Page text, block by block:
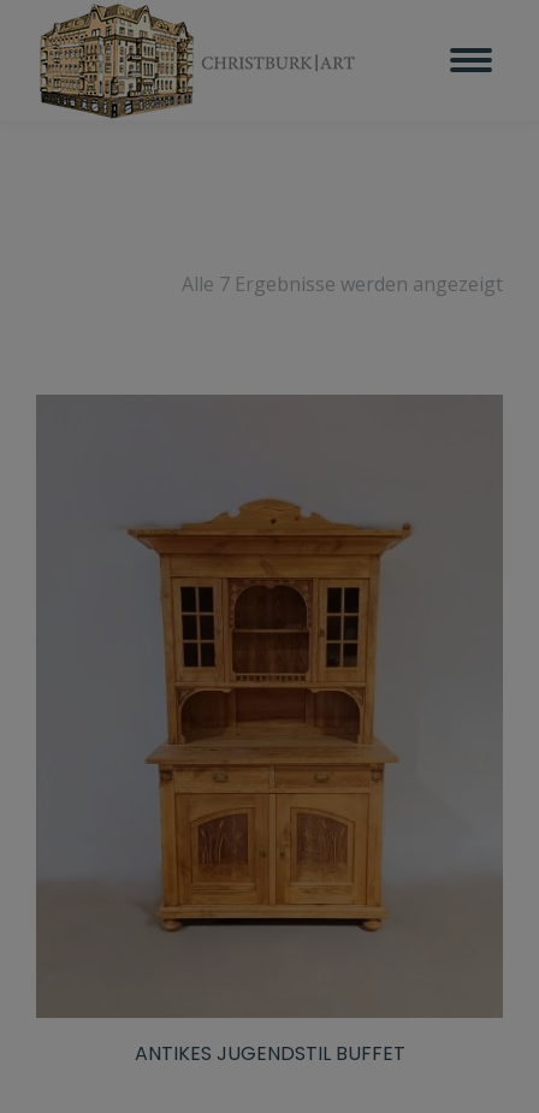
Alle 7 Ergebnisse werden angezeigt
ANTIKES JUGENDSTIL BUFFET